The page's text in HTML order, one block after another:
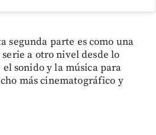
segunda parte es como una
a otro nivel desde lo
sonido y la música para
más cinematográfico y